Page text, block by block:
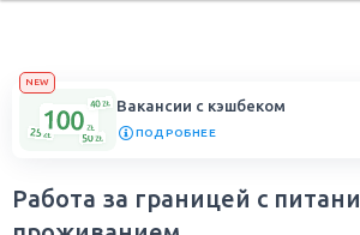
NEW
Вакансии с кэшбеком
ПОДРОБНЕЕ
Работа за границей с